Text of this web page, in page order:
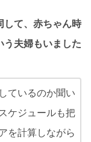
して、赤ちゃん時
う夫婦もいました
ているのか聞い
ケジュールも把
を計算しながら